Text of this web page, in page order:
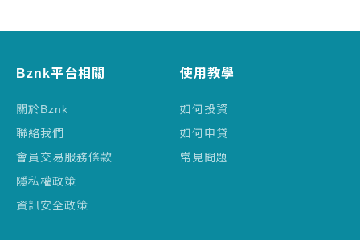
Bznk平台相關
關於Bznk
聯絡我們
會員交易服務條款
隱私權政策
資訊安全政策
使用教學
如何投資
如何申貸
常見問題